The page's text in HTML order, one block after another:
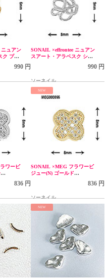
ュアン
ク プチ
990 円
SONAIL ×effrontee ニュアン
スアート・アラベスク シル
990 円
ソーネイル
ワービ
836 円
NEW
SONAIL ×MEG フラワービ
ジュー(N) ゴールド
836 円
ソーネイル
NEW